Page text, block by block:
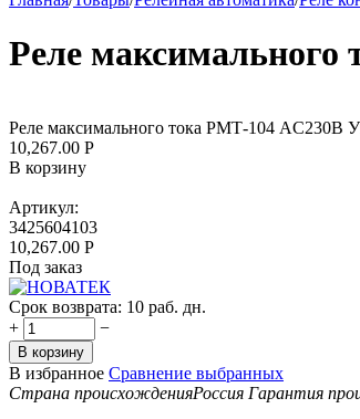
Реле
Реле максимального тока РМТ-104 AC230В
10,267.00 Р
В корзину
Артикул:
3425604103
10,267.00 Р
Под заказ
Срок возврата: 10 раб. дн.
+
−
В корзину
В избранное Сравнение выбранных
Страна происхожденияРоссия Гарантия